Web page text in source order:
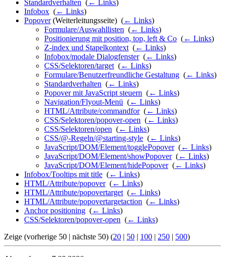
Standardverhalten (← Links)
Infobox (← Links)
Popover(Weiterleitungsseite) ‎ (← Links)
Formulare/Auswahllisten (← Links)
Positionierung mit position, top, left & Co (← Links)
Z-index und Stapelkontext (← Links)
Infobox/modale Dialogfenster‎ (← Links)
CSS/Selektoren/target (← Links)
Formulare/Benutzerfreundliche Gestaltung (← Links)
Standardverhalten (← Links)
Popover mit JavaScript steuern (← Links)
Navigation/Flyout-Menü (← Links)
HTML/Attribute/commandfor‎ (← Links)
CSS/Selektoren/popover-open (← Links)
CSS/Selektoren/open (← Links)
CSS/@-Regeln/@starting-style (← Links)
JavaScript/DOM/Element/togglePopover‎ (← Links)
JavaScript/DOM/Element/showPopover‎ (← Links)
JavaScript/DOM/Element/hidePopover‎ (← Links)
Infobox/Tooltips mit title (← Links)
HTML/Attribute/popover‎ (← Links)
HTML/Attribute/popovertarget (← Links)
HTML/Attribute/popovertargetaction (← Links)
Anchor positioning (← Links)
CSS/Selektoren/popover-open (← Links)
Zeige (vorherige 50 | nächste 50) (20 | 50 | 100 | 250 | 500)